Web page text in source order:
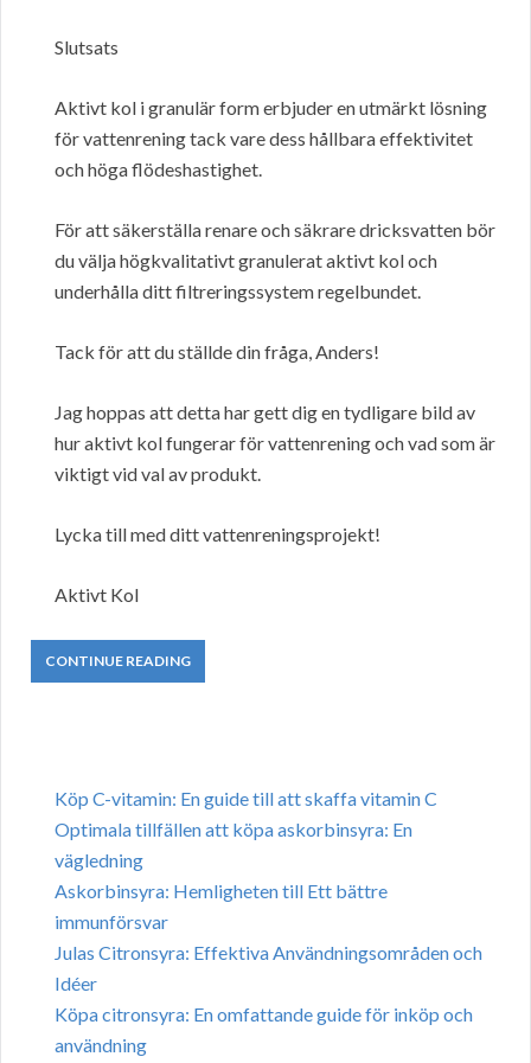
Slutsats
Aktivt kol i granulär form erbjuder en utmärkt lösning
för vattenrening tack vare dess hållbara effektivitet
och höga flödeshastighet.
För att säkerställa renare och säkrare dricksvatten bör
du välja högkvalitativt granulerat aktivt kol och
underhålla ditt filtreringssystem regelbundet.
Tack för att du ställde din fråga, Anders!
Jag hoppas att detta har gett dig en tydligare bild av
hur aktivt kol fungerar för vattenrening och vad som är
viktigt vid val av produkt.
Lycka till med ditt vattenreningsprojekt!
Aktivt Kol
CONTINUE READING
Köp C-vitamin: En guide till att skaffa vitamin C
Optimala tillfällen att köpa askorbinsyra: En
vägledning
Askorbinsyra: Hemligheten till Ett bättre
immunförsvar
Julas Citronsyra: Effektiva Användningsområden och
Idéer
Köpa citronsyra: En omfattande guide för inköp och
användning